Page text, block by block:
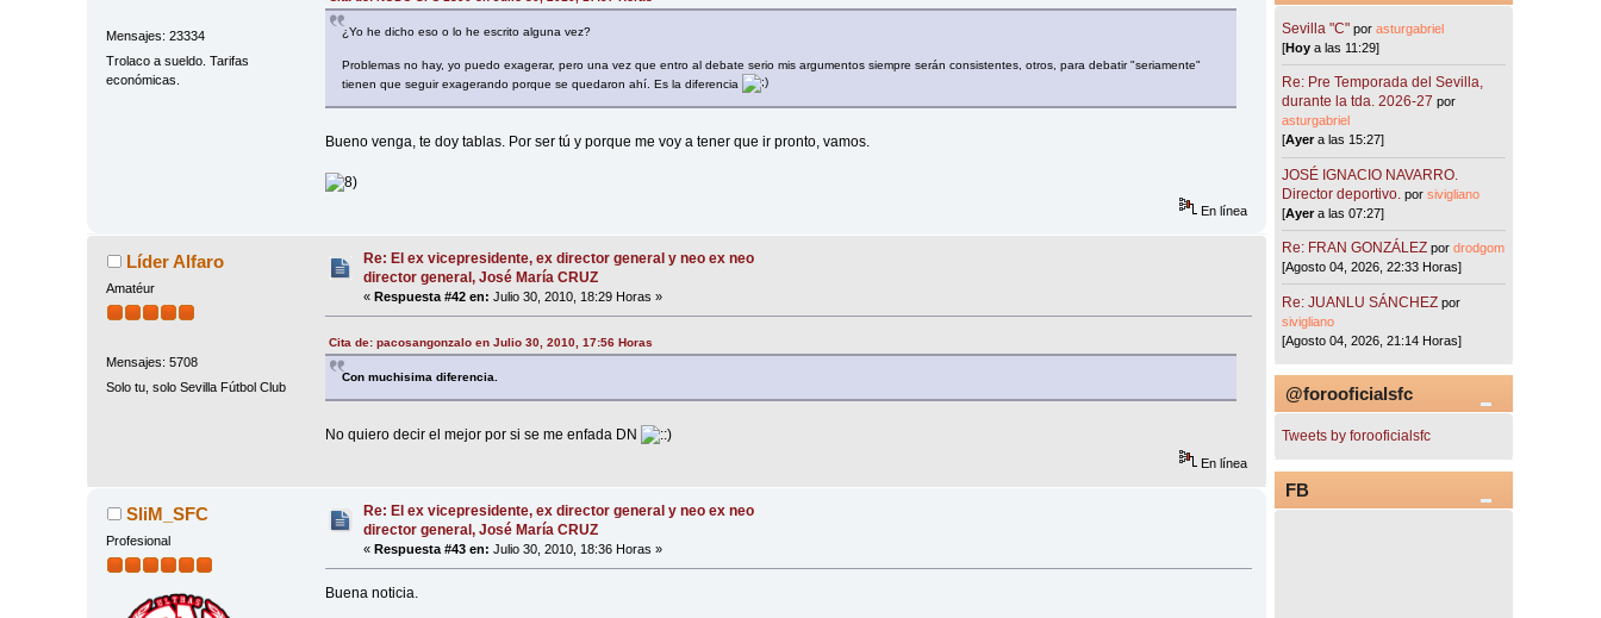
Mensajes: 23334
Trolaco a sueldo. Tarifas
económicas.
¿Yo he dicho eso o lo he escrito alguna vez?
Problemas no hay, yo puedo exagerar, pero una vez que entro al debate serio mis argumentos siempre serán consistentes, otros, para debatir "seriamente"
tienen que seguir exagerando porque se quedaron ahí. Es la diferencia
Bueno venga, te doy tablas. Por ser tú y porque me voy a tener que ir pronto, vamos.
En línea
Líder Alfaro
Amatéur
Mensajes: 5708
Solo tu, solo Sevilla Fútbol Club
Re: El ex vicepresidente, ex director general y neo ex neo
director general, José María CRUZ
« Respuesta #42 en: Julio 30, 2010, 18:29 Horas »
Cita de: pacosangonzalo en Julio 30, 2010, 17:56 Horas
Con muchisima diferencia.
No quiero decir el mejor por si se me enfada DN
En línea
SliM_SFC
Profesional
Re: El ex vicepresidente, ex director general y neo ex neo
director general, José María CRUZ
«Respuesta #43 en: Julio 30, 2010, 18:36 Horas »
Buena noticia.
Sevilla "C"porasturgabriel
[Hoy a las 11:29]
Re: Pre Temporada del Sevilla,
durante la tda. 2026-27 por
asturgabriel
[Ayera las 15:27]
JOSÉ IGNACIO NAVARRO.
Director deportivo. porsivigliano
[Ayera las 07:27]
Re: FRAN GONZÁLEZ pordrodgom
[Agosto 04, 2026, 22:33 Horas]
Re: JUANLU SÁNCHEZ por
sivigliano
[Agosto 04, 2026, 21:14 Horas]
@forooficialsfc
Tweets by forooficialsfc
FB